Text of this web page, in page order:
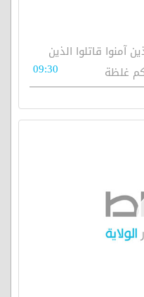
أيها الذين آمنوا قاتلوا الذين
غلظة
09:30